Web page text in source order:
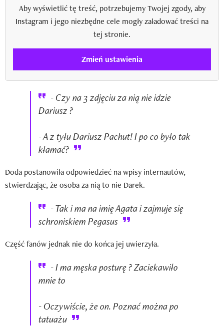
Aby wyświetlić tę treść, potrzebujemy Twojej zgody, aby
Instagram i jego niezbędne cele mogły załadować treści na
tej stronie.
Zmień ustawienia
- Czy na 3 zdjęciu za nią nie idzie
Dariusz ?
- A z tyłu Dariusz Pachut! I po co było tak
kłamać?
Doda postanowiła odpowiedzieć na wpisy internautów,
stwierdzając, że osoba za nią to nie Darek.
- Tak i ma na imię Agata i zajmuje się
schroniskiem Pegasus
Część fanów jednak nie do końca jej uwierzyła.
- I ma męska posturę ? Zaciekawiło
mnie to
- Oczywiście, że on. Poznać można po
tatuażu